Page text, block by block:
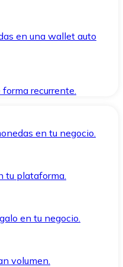
en una wallet auto
recurrente.
en tu negocio.
tu plataforma.
en tu negocio.
volumen.